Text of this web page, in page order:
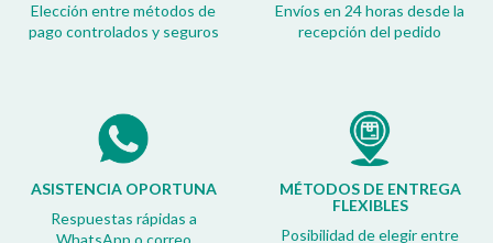
Elección entre métodos de
pago controlados y seguros
Envíos en 24 horas desde la
recepción del pedido
ASISTENCIA OPORTUNA
Respuestas rápidas a
WhatsApp o correo
MÉTODOS DE ENTREGA
FLEXIBLES
Posibilidad de elegir entre